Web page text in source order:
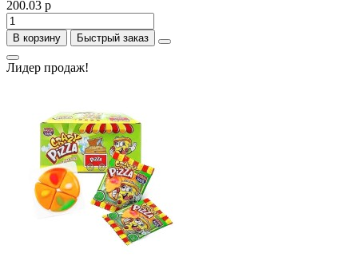
200.03 р
В корзину Быстрый заказ
Лидер продаж!